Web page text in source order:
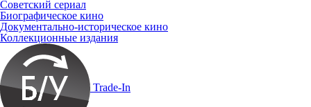
Советский сериал
Биографическое кино
Документально-историческое кино
Коллекционные издания
Trade-In